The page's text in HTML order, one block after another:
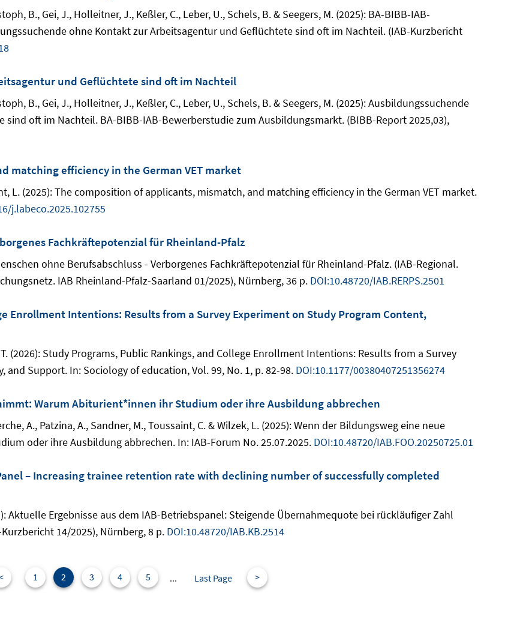
B., Gei, J., Holleitner, J., Keßler, C., Leber, U., Schels, B. & Seegers, M. (2025): BA-BIBB-IAB-
ohne Kontakt zur Arbeitsagentur und Geflüchtete sind oft im Nachteil. (IAB-Kurzbericht
und Geflüchtete sind oft im Nachteil
B., Gei, J., Holleitner, J., Keßler, C., Leber, U., Schels, B. & Seegers, M. (2025): Ausbildungssuchende
oft im Nachteil. BA-BIBB-IAB-Bewerberstudie zum Ausbildungsmarkt. (BIBB-Report 2025,03),
matching efficiency in the German VET market
L. (2025): The composition of applicants, mismatch, and matching efficiency in the German VET market.
j.labeco.2025.102755
Fachkräftepotenzial für Rheinland-Pfalz
ohne Berufsabschluss - Verborgenes Fachkräftepotenzial für Rheinland-Pfalz. (IAB-Regional.
IAB Rheinland-Pfalz-Saarland 01/2025), Nürnberg, 36 p. DOI:10.48720/IAB.RERPS.2501
Enrollment Intentions: Results from a Survey Experiment on Study Program Content,
(2026): Study Programs, Public Rankings, and College Enrollment Intentions: Results from a Survey
Support. In: Sociology of education, Vol. 99, No. 1, p. 82-98. DOI:10.1177/00380407251356274
Warum Abiturient*innen ihr Studium oder ihre Ausbildung abbrechen
A., Patzina, A., Sandner, M., Toussaint, C. & Wilzek, L. (2025): Wenn der Bildungsweg eine neue
oder ihre Ausbildung abbrechen. In: IAB-Forum No. 25.07.2025. DOI:10.48720/IAB.FOO.20250725.01
– Increasing trainee retention rate with declining number of successfully completed
Aktuelle Ergebnisse aus dem IAB-Betriebspanel: Steigende Übernahmequote bei rückläufiger Zahl
14/2025), Nürnberg, 8 p. DOI:10.48720/IAB.KB.2514
1 2 3 4 5 ... Last Page >